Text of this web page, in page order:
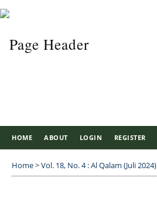
HOME ABOUT LOGIN REGISTER
Home>Vol. 18, No. 4 : Al Qalam (Juli 2024)